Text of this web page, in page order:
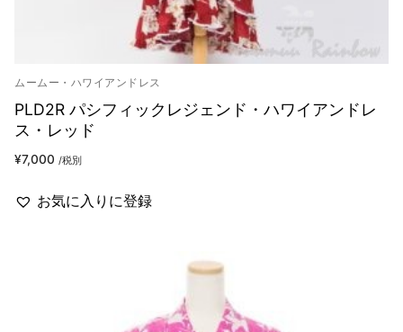
ムームー・ハワイアンドレス
PLD2R パシフィックレジェンド・ハワイアンドレ
ス・レッド
¥7,000 /税別
お気に入りに登録